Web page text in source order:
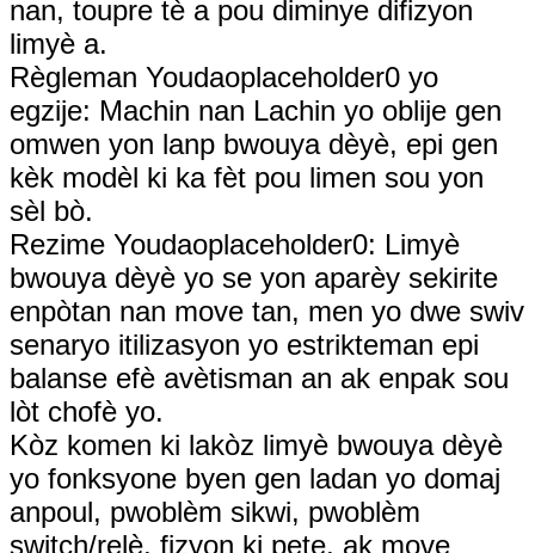
nan, toupre tè a pou diminye difizyon
limyè a.
Règleman Youdaoplaceholder0 yo
egzije: Machin nan Lachin yo oblije gen
omwen yon lanp bwouya dèyè, epi gen
kèk modèl ki ka fèt pou limen sou yon
sèl bò.
Rezime Youdaoplaceholder0: Limyè
bwouya dèyè yo se yon aparèy sekirite
enpòtan nan move tan, men yo dwe swiv
senaryo itilizasyon yo estrikteman epi
balanse efè avètisman an ak enpak sou
lòt chofè yo.
Kòz komen ki lakòz limyè bwouya dèyè
yo fonksyone byen gen ladan yo domaj
anpoul, pwoblèm sikwi, pwoblèm
switch/relè, fizyon ki pete, ak move